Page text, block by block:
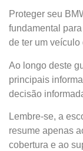
Proteger seu
fundamental
de ter um
Ao longo deste
principais
decisão
Lembre-se, a
resume apenas
cobertura e ao